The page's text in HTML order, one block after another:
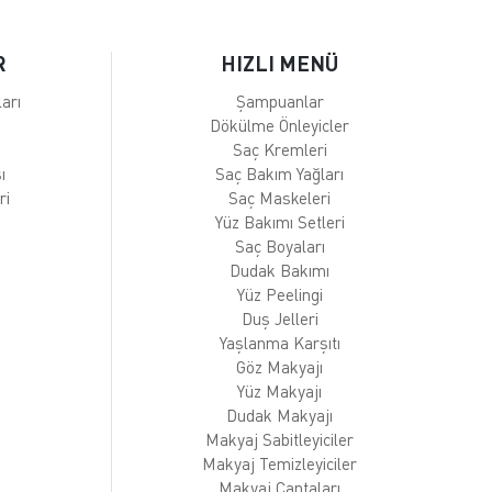
HIZLI MENÜ
Şampuanlar
Dökülme Önleyicler
Saç Kremleri
Saç Bakım Yağları
Saç Maskeleri
Yüz Bakımı Setleri
Saç Boyaları
Dudak Bakımı
Yüz Peelingi
Duş Jelleri
Yaşlanma Karşıtı
Göz Makyajı
Yüz Makyajı
Dudak Makyajı
Makyaj Sabitleyiciler
Makyaj Temizleyiciler
Makyaj Çantaları